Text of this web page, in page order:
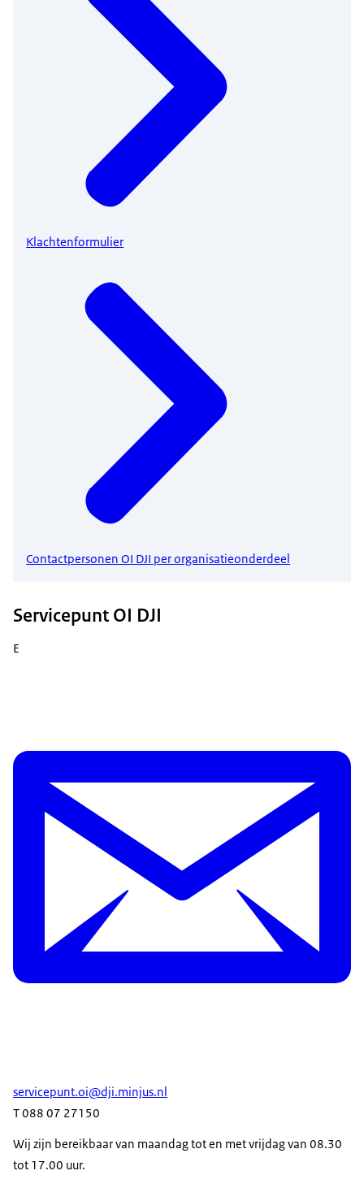
Klachtenformulier
Contactpersonen OI DJI per organisatieonderdeel
Servicepunt OI DJI
E
servicepunt.oi@dji.minjus.nl
T 088 07 27150
Wij zijn bereikbaar van maandag tot en met vrijdag van 08.30
tot 17.00 uur.